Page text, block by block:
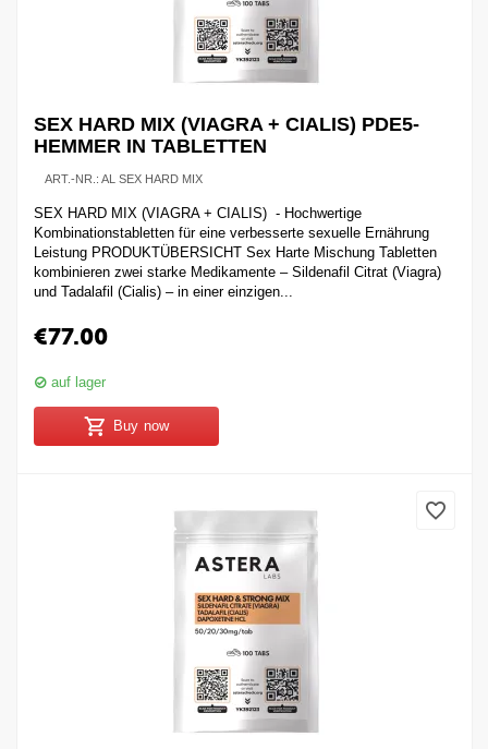
SEX HARD MIX (VIAGRA + CIALIS) PDE5-
HEMMER IN TABLETTEN
ART.-NR.: AL SEX HARD MIX
SEX HARD MIX (VIAGRA + CIALIS) - Hochwertige
Kombinationstabletten für eine verbesserte sexuelle Ernährung
Leistung PRODUKTÜBERSICHT Sex Harte Mischung Tabletten
kombinieren zwei starke Medikamente – Sildenafil Citrat (Viagra)
und Tadalafil (Cialis) – in einer einzigen...
€77.00
auf lager
Buy now